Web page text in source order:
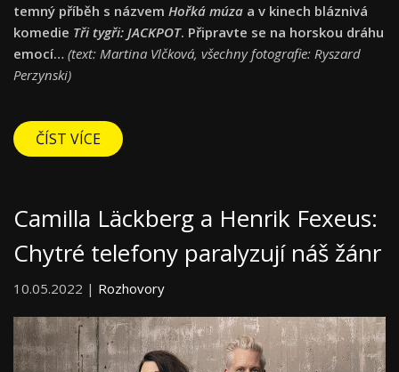
temný příběh s názvem Hořká múza a v kinech bláznivá
komedie Tři tygři: JACKPOT. Připravte se na horskou dráhu
emocí… (text: Martina Vlčková, všechny fotografie: Ryszard
Perzynski)
ČÍST VÍCE
Camilla Läckberg a Henrik Fexeus:
Chytré telefony paralyzují náš žánr
10.05.2022 | Rozhovory